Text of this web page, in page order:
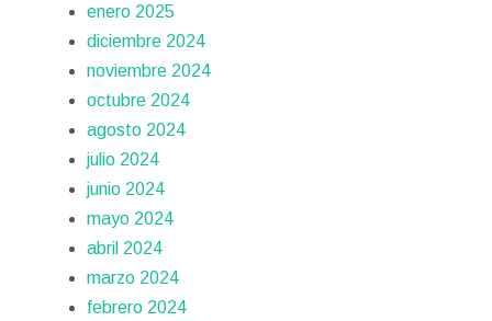
enero 2025
diciembre 2024
noviembre 2024
octubre 2024
agosto 2024
julio 2024
junio 2024
mayo 2024
abril 2024
marzo 2024
febrero 2024